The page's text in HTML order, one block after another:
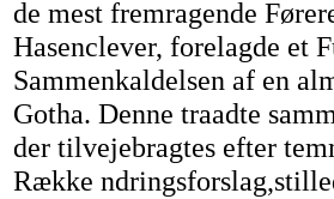
de mest fremragende
Hasenclever, forelagde et
Sammenkaldelsen af en
Gotha. Denne traadte
der tilvejebragtes efter
Række